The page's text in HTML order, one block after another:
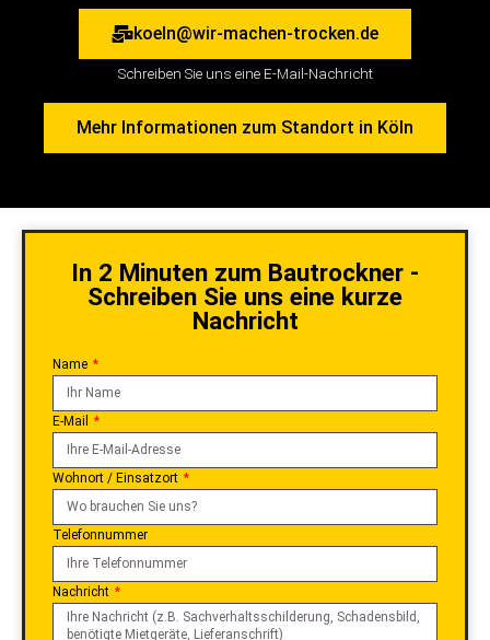
koeln@wir-machen-trocken.de
Schreiben Sie uns eine E-Mail-Nachricht
Mehr Informationen zum Standort in Köln
In 2 Minuten zum Bautrockner -
Schreiben Sie uns eine kurze
Nachricht
Name
E-Mail
Wohnort / Einsatzort
Telefonnummer
Nachricht